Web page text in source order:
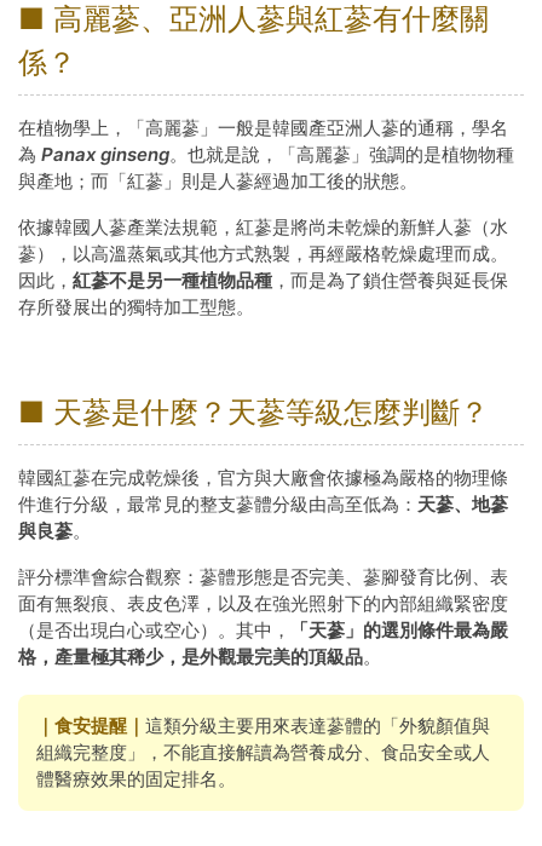
■ 高麗蔘、亞洲人蔘與紅蔘有什麼關
係？
在植物學上，「高麗蔘」一般是韓國產亞洲人蔘的通稱，學名
為 Panax ginseng。也就是說，「高麗蔘」強調的是植物物種
與產地；而「紅蔘」則是人蔘經過加工後的狀態。
依據韓國人蔘產業法規範，紅蔘是將尚未乾燥的新鮮人蔘（水
蔘），以高溫蒸氣或其他方式熟製，再經嚴格乾燥處理而成。
因此， 紅蔘不是另一種植物品種 ，而是為了鎖住營養與延長保
存所發展出的獨特加工型態。
■ 天蔘是什麼？天蔘等級怎麼判斷？
韓國紅蔘在完成乾燥後，官方與大廠會依據極為嚴格的物理條
件進行分級，最常見的整支蔘體分級由高至低為： 天蔘、地蔘
與良蔘。
評分標準會綜合觀察：蔘體形態是否完美、蔘腳發育比例、表
面有無裂痕、表皮色澤，以及在強光照射下的內部組織緊密度
（是否出現白心或空心）。其中，
「天蔘」的選別條件最為嚴
格，產量極其稀少，是外觀最完美的頂級品。
｜食安提醒｜ 這類分級主要用來表達蔘體的「外貌顏值與
組織完整度」，不能直接解讀為營養成分、食品安全或人
體醫療效果的固定排名。